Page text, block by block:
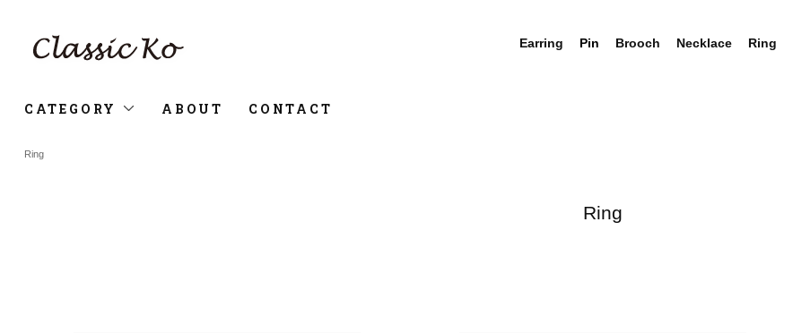
Earring Pin Brooch Necklace Ring
CATEGORY ABOUT CONTACT
Ring
Ring